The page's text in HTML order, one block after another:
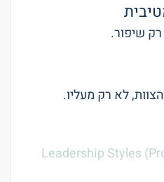
שיפור.
לא רק מעליו.
Leadership Styles